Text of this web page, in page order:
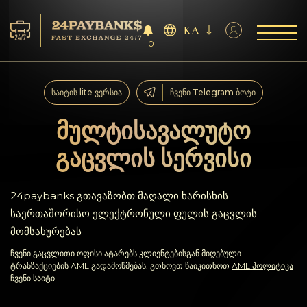
მომსახურება
რეზერვები
პარტნიორებს
გამოხმაურებები
წესები
AML/CFT
0
KA
მულტისავალუტო
გაცვლის სერვისი
საიტის lite ვერსია ჩვენი Telegram ბოტი
24paybanks გთავაზობთ მაღალი ხარისხის
საერთაშორისო ელექტრონული ფულის გაცვლის
მომსახურებას
ჩვენი გაცვლითი ოფისი ატარებს კლიენტებისგან მიღებული
ტრანზაქციების AML გადამოწმებას. გთხოვთ წაიკითხოთ AML პოლიტიკა
ჩვენი საიტი